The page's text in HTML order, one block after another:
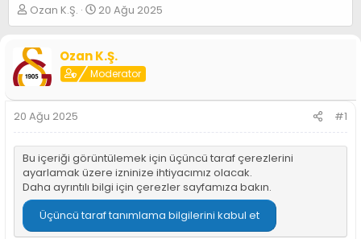
K
o
u
y
u
B
a
ş
a
t
a
n
Ozan K.Ş.
B
a
l
a
n
g
a
r
i
h
i
20 Ağu 2025
Ozan K.Ş.
Moderator
20 Ağu 2025 #1
Bu içeriği görüntülemek için üçüncü taraf çerezlerini
ayarlamak üzere izninize ihtiyacımız olacak.
Daha ayrıntılı bilgi için çerezler sayfamıza bakın.
Üçüncü taraf tanımlama bilgilerini kabul et